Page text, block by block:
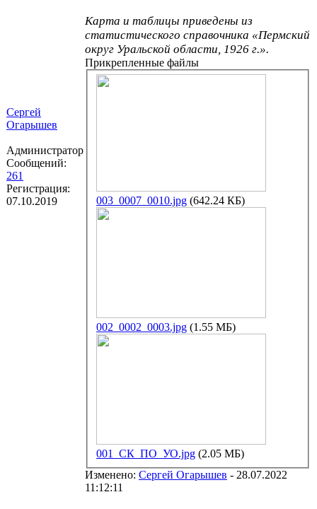
Сергей
Огарышев
Администратор
Сообщений:
261
Регистрация:
07.10.2019
Карта и таблицы приведены из
статистического справочника «Пермский
округ Уральской области, 1926 г.».
Прикрепленные файлы
003_0007_0010.jpg (642.24 КБ)
002_0002_0003.jpg (1.55 МБ)
001_СК_ПО_УО.jpg (2.05 МБ)
Изменено: Сергей Огарышев - 28.07.2022
11:12:11